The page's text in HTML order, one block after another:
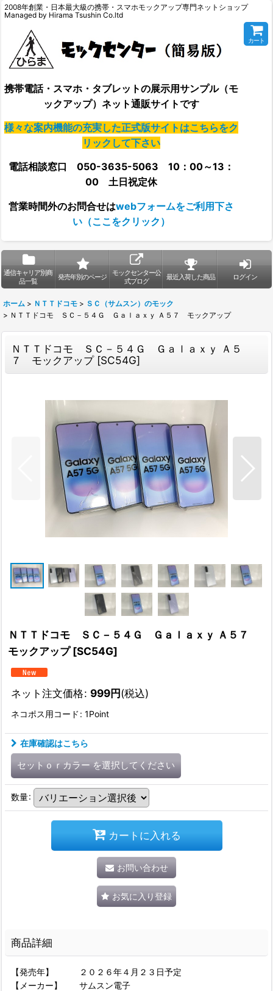
2008年創業・日本最大級の携帯・スマホモックアップ専門ネットショップ
Managed by Hirama Tsushin Co.ltd
携帯電話・スマホ・タブレットの展示用サンプル（モ
ックアップ）ネット通販サイトです
様々な案内機能の充実した正式版サイトはこちらをク
リックして下さい
電話相談窓口 050-3635-5063 10：00～13：
00 土日祝定休
営業時間外のお問合せはwebフォームをご利用下さ
い（ここをクリック）
カート
通信キャリア別商
品一覧
発売年別のページ
モックセンター公
式ブログ
最近入荷した商品 ログイン
ホーム > ＮＴＴドコモ > ＳＣ（サムスン）のモック
> ＮＴＴドコモ ＳＣ－５４Ｇ Ｇａｌａｘｙ Ａ５７ モックアップ
ＮＴＴドコモ ＳＣ－５４Ｇ Ｇａｌａｘｙ Ａ５
７ モックアップ [SC54G]
ＮＴＴドコモ ＳＣ－５４Ｇ Ｇａｌａｘｙ Ａ５７
モックアップ [SC54G]
ネット注文価格: 999円(税込)
ネコポス用コード : 1Point
在庫確認はこちら
セットｏｒカラー を選択してください
数量:
カートに入れる
お問い合わせ
お気に入り登録
商品詳細
【発売年】 ２０２６年４月２３日予定
【メーカー】 サムスン電子